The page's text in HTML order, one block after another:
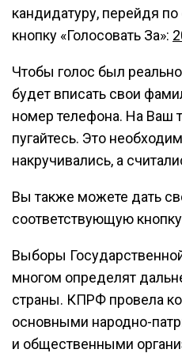
кандидатуру, перейдя
кнопку «Голосовать За»:
Чтобы голос был
будет вписать свои
номер телефона. На Ваш
пугайтесь. Это
накручивались, а
Вы также можете дать
соответствующую
Выборы
многом определят
страны. КПРФ провела
основными народно-
и общественными